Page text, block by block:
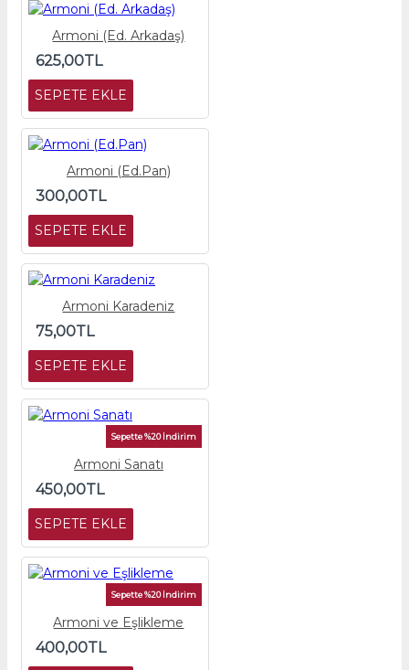
Armoni (Ed. Arkadaş)
625,00TL
SEPETE EKLE
Armoni (Ed.Pan)
300,00TL
SEPETE EKLE
Armoni Karadeniz
75,00TL
SEPETE EKLE
Sepette %20 İndirim
Armoni Sanatı
450,00TL
SEPETE EKLE
Sepette %20 İndirim
Armoni ve Eşlikleme
400,00TL